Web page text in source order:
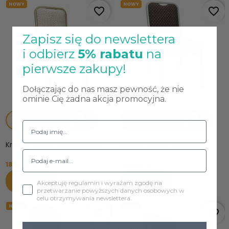
SKONFIGURUJ
Krzesło Marco tkanina Berit...
180,00 zł
Do koszyka
NOWY
favorite_border
SKONFIGURUJ
Krzesło Marco tkanina...
Do koszyka
NOWY
favorite_border
NOWY
favorite_border
Zapisz się do newslettera
i odbierz 5% rabatu na
pierwsze zakupy!
Dołączając do nas masz pewność, że nie
ominie Cię żadna akcja promocyjna.
Akceptuję regulamin i wyrażam zgodę na
przetwarzanie powyższych danych osobowych w
celu otrzymywania newslettera.